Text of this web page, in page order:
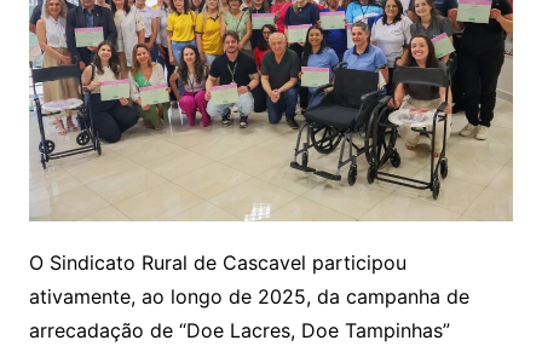
O Sindicato Rural de Cascavel participou
ativamente, ao longo de 2025, da campanha de
arrecadação de “Doe Lacres, Doe Tampinhas”